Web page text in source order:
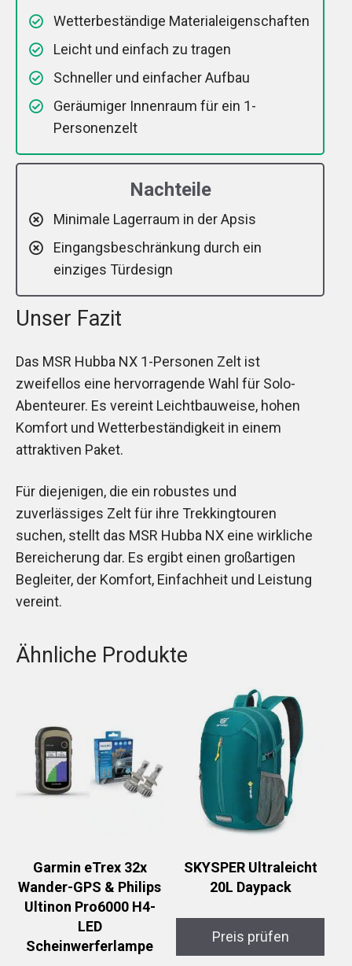
Wetterbeständige Materialeigenschaften
Leicht und einfach zu tragen
Schneller und einfacher Aufbau
Geräumiger Innenraum für ein 1-
Personenzelt
Nachteile
Minimale Lagerraum in der Apsis
Eingangsbeschränkung durch ein
einziges Türdesign
Unser Fazit
Das MSR Hubba NX 1-Personen Zelt ist
zweifellos eine hervorragende Wahl für Solo-
Abenteurer. Es vereint Leichtbauweise, hohen
Komfort und Wetterbeständigkeit in einem
attraktiven Paket.
Für diejenigen, die ein robustes und
zuverlässiges Zelt für ihre Trekkingtouren
suchen, stellt das MSR Hubba NX eine wirkliche
Bereicherung dar. Es ergibt einen großartigen
Begleiter, der Komfort, Einfachheit und Leistung
vereint.
Ähnliche Produkte
Garmin eTrex 32x
Wander-GPS & Philips
Ultinon Pro6000 H4-
LED
Scheinwerferlampe
SKYSPER Ultraleicht
20L Daypack
Preis prüfen